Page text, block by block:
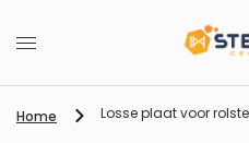
Home Losse plaat voor